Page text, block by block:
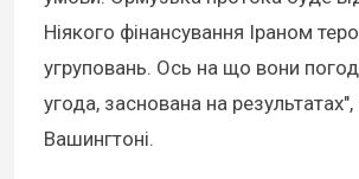
Ніякого фінансування Іраном
угруповань. Ось на що вони
угода, заснована на
Вашингтоні.